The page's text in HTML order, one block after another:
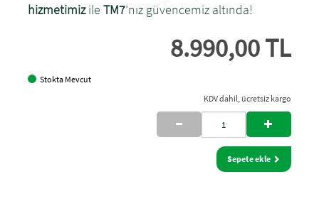
hizmetimizile TM7’nız güvencemiz altında!
8.990,00 TL
Stokta Mevcut
KDV dahil, ücretsiz kargo
Sepete ekle